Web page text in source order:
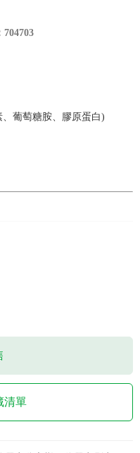
704703
葡萄糖胺、膠原蛋白)
清單